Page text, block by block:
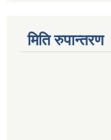
मिति रुपान्तरण